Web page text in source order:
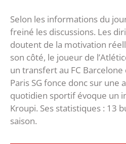
Selon les informations du
freiné les discussions. Les
doutent de la motivation
son côté, le joueur de
un transfert au FC Barcelone
Paris SG fonce donc sur une
quotidien sportif évoque un
Kroupi. Ses statistiques : 13
saison.